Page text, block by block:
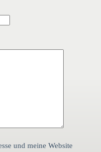
und meine Website